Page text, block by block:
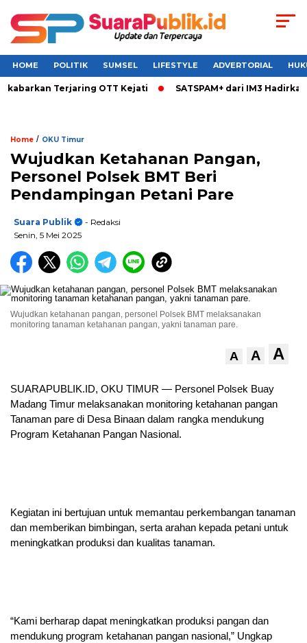
HOME POLITIK SUMSEL LIFESTYLE ADVERTORIAL
Terjaring OTT Kejati SATSPAM+ dari IM3
Home / OKU Timur
Wujudkan Ketahanan Pangan,
Personel Polsek BMT Beri
Pendampingan Petani Pare
Suara Publik
- Redaksi
Senin, 5 Mei 2025
Wujudkan ketahanan pangan, personel Polsek BMT melaksanakan
monitoring tanaman ketahanan pangan, yakni tanaman pare.
A A A
SUARAPUBLIK.ID, OKU TIMUR — Personel Polsek Buay
Madang Timur melaksanakan monitoring ketahanan pangan
Tanaman pare di Desa Binaan dalam rangka mendukung
Program Ketahanan Pangan Nasional.
Kegiatan ini bertujuan untuk memantau perkembangan tanaman
dan memberikan bimbingan, serta arahan kepada petani untuk
meningkatkan produksi dan kualitas tanaman.
“Kami berharap dapat meningkatkan produksi pangan dan
mendukung program ketahanan pangan nasional,” Ungkap